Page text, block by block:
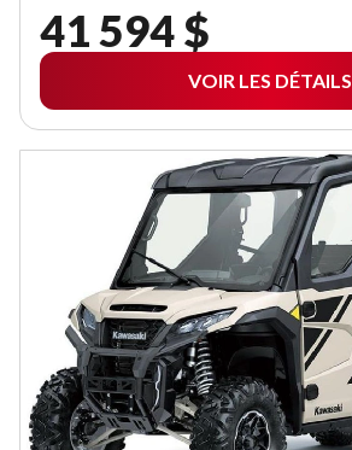
41 594 $
VOIR LES DÉTAILS